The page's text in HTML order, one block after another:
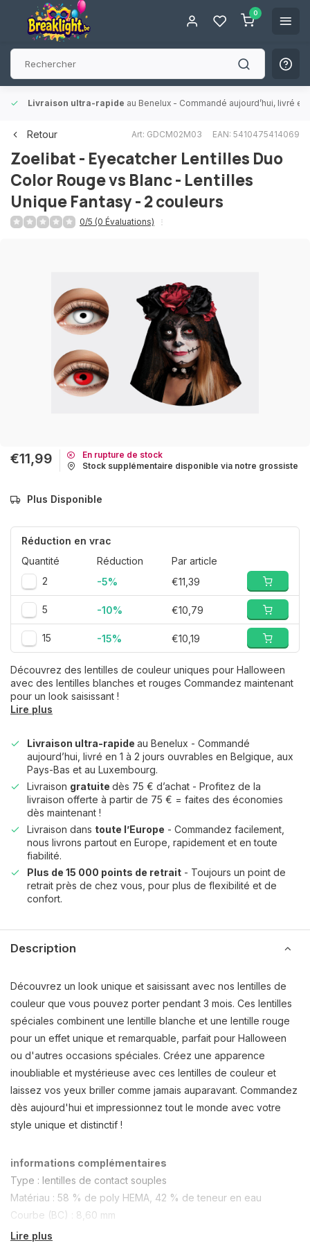
0
Livraison ultra-rapide au Benelux - Commandé aujourd’hui, livré
Retour Art: GDCM02M03 EAN: 5410475414069
Zoelibat - Eyecatcher Lentilles Duo
Color Rouge vs Blanc - Lentilles
Unique Fantasy - 2 couleurs
0/5 (0 Évaluations)
€11,99
En rupture de stock
Stock supplémentaire disponible via notre grossiste
Plus Disponible
Réduction en vrac
Quantité
Réduction
Par article
2
-5% €11,39
5 -10% €10,79
15 -15% €10,19
Découvrez des lentilles de couleur uniques pour Halloween
avec des lentilles blanches et rouges Commandez maintenant
pour un look saisissant !
Lire plus
Livraison ultra-rapide au Benelux - Commandé
aujourd’hui, livré en 1 à 2 jours ouvrables en Belgique, aux
Pays-Bas et au Luxembourg.
Livraison gratuite dès 75 € d’achat - Profitez de la
livraison offerte à partir de 75 € = faites des économies
dès maintenant !
Livraison dans toute l’Europe - Commandez facilement,
nous livrons partout en Europe, rapidement et en toute
fiabilité.
Plus de 15 000 points de retrait - Toujours un point de
retrait près de chez vous, pour plus de flexibilité et de
confort.
Description
Découvrez un look unique et saisissant avec nos lentilles de
couleur que vous pouvez porter pendant 3 mois. Ces lentilles
spéciales combinent une lentille blanche et une lentille rouge
pour un effet unique et remarquable, parfait pour Halloween
ou d'autres occasions spéciales. Créez une apparence
inoubliable et mystérieuse avec ces lentilles de couleur et
laissez vos yeux briller comme jamais auparavant. Commandez
dès aujourd'hui et impressionnez tout le monde avec votre
style unique et distinctif !
informations complémentaires
Type : lentilles de contact souples
Matériau : 58 % de poly HEMA, 42 % de teneur en eau
Courbe (BC) : 8,60 mm
Diamètre (DIA) : 14,5 mm
Lire plus